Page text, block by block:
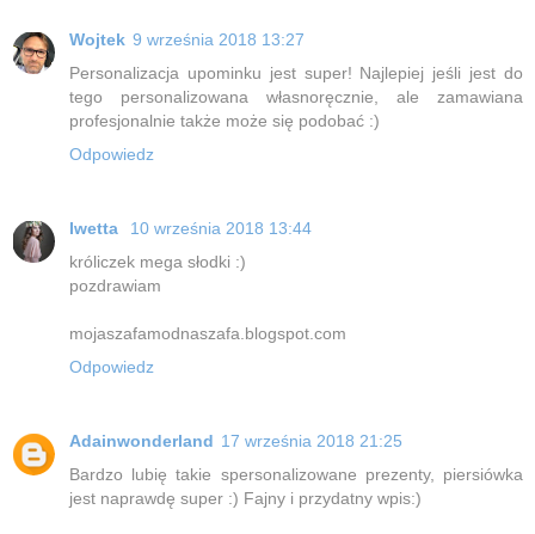
Wojtek 9 września 2018 13:27
Personalizacja upominku jest super! Najlepiej jeśli jest do
tego personalizowana własnoręcznie, ale zamawiana
profesjonalnie także może się podobać :)
Odpowiedz
Iwetta
10 września 2018 13:44
króliczek mega słodki :)
pozdrawiam
mojaszafamodnaszafa.blogspot.com
Odpowiedz
Adainwonderland 17 września 2018 21:25
Bardzo lubię takie spersonalizowane prezenty, piersiówka
jest naprawdę super :) Fajny i przydatny wpis:)